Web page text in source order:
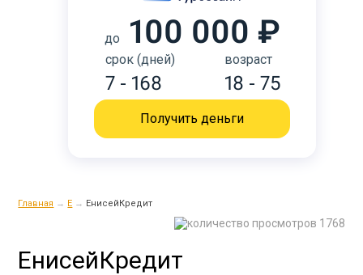
до 100 000 ₽
срок (дней)
7 - 168
возраст
18 - 75
Получить деньги
Главная → Е → ЕнисейКредит
1768
ЕнисейКредит